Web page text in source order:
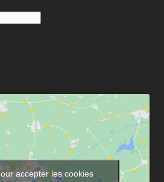
accepter les cookies